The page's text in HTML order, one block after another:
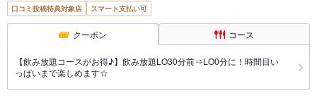
口コミ投稿特典対象店 スマート支払い可
クーポン コース
【飲み放題コースがお得♪】飲み放題LO30分前⇒LO0分に！時間目い
っぱいまで楽しめます☆